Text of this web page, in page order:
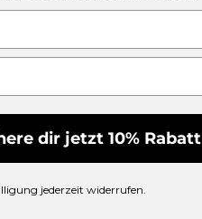
dir jetzt 10% Rabatt
jederzeit widerrufen.